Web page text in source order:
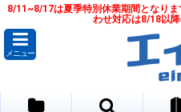
8/11~8/17は夏季特別休業期間となり
わせ対応は8/18以降
メニュー